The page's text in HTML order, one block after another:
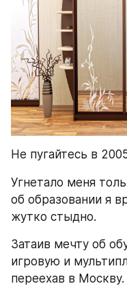
Не пугайтесь в
Угнетало меня
об образовании я
жутко стыдно.
Затаив мечту об
игровую и
переехав в Москву.